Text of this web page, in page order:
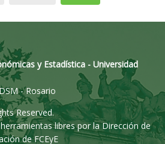
y Estadística - Universidad
- Rosario
Reserved.
libres por la Dirección de
de FCEyE